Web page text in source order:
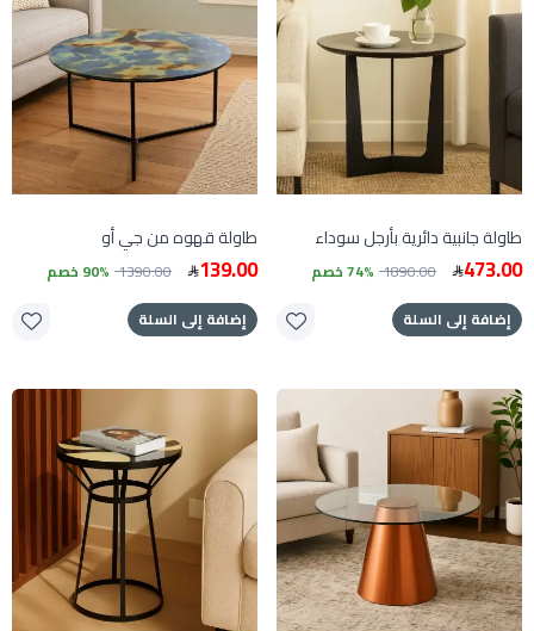
طاولة جانبية دائرية بأرجل سوداء
473.00
1890.00 74% خصم
إضافة إلى السلة
طاولة قهوه من جي أو
139.00
1390.00 90% خصم
إضافة إلى السلة